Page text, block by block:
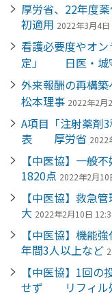
厚労省、22年度
初適用 2022年3月4日
看護必要度やオ
定」 日医・城
外来報酬の再構
松本理事 2022年2月
A項目「注射薬剤
表 厚労省 2022
【中医協】一般
1820点 2022年2月10
【中医協】救急
大 2022年2月10日
【中医協】機
年間3人以上など
【中医協】1回
せず リフィル